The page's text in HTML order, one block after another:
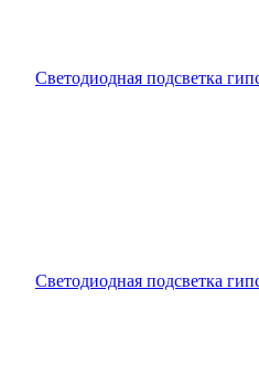
Светодиодная подсветка
Светодиодная подсветка